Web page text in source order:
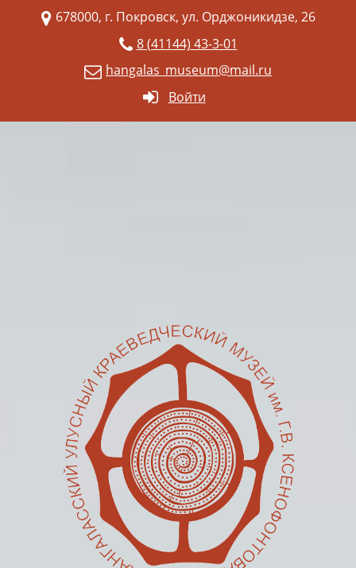
678000, г. Покровск, ул. Орджоникидзе, 26
8 (41144) 43-3-01
hangalas_museum@mail.ru
Войти